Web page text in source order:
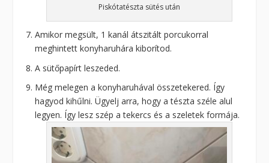
Piskótatészta sütés után
Amikor megsült, 1 kanál átszitált porcukorral
meghintett konyharuhára kiborítod.
A sütőpapírt leszeded.
Még melegen a konyharuhával összetekered. Így
hagyod kihűlni. Ügyelj arra, hogy a tészta széle alul
legyen. Így lesz szép a tekercs és a szeletek formája.